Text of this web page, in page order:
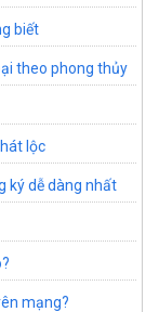
biết
theo phong thủy
lộc
ký dễ dàng nhất
mạng?